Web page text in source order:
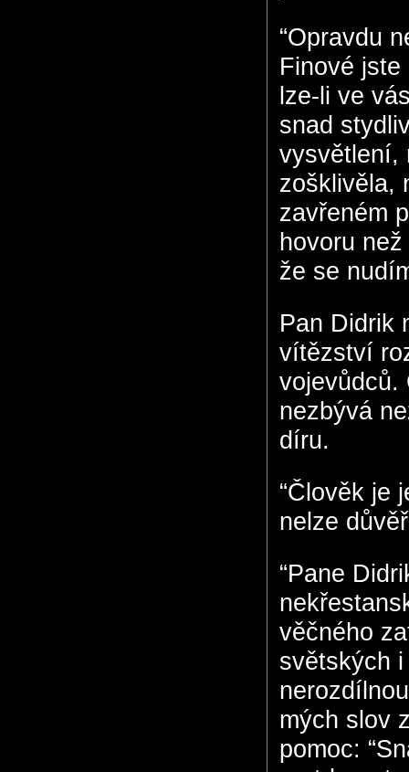
“Opravdu
Finové
lze-li ve
snad
vysvětlení,
zošklivěla,
zavřeném
hovoru
že se
Pan Didrik
vítězství
vojevůdců.
nezbývá
díru.
“Člověk je
nelze
“Pane
věčného
světských
mých slov
pomoc: